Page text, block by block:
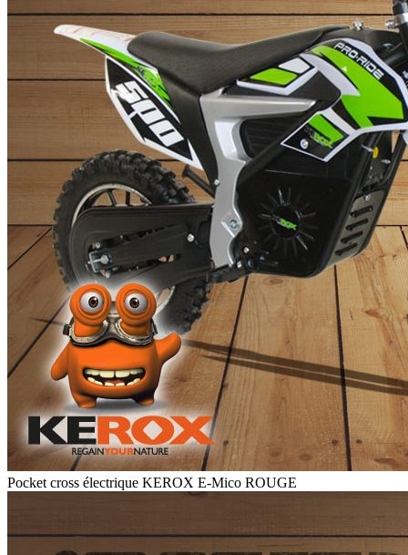
Pocket cross électrique KEROX E-Mico ROUGE